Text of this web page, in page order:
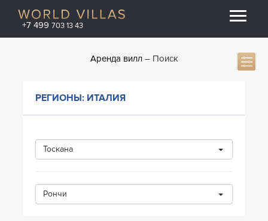
+7 499 703 13 43
Аренда вилл Поиск
РЕГИОНЫ: ИТАЛИЯ
Тоскана
Рончи